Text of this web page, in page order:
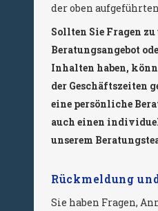
der oben
Sollten Sie Fragen zu
Beratungsangebot
Inhalten haben,
der Geschäftszeiten
eine persönliche
auch einen
unserem
Rückmeldung
Sie haben Fragen,